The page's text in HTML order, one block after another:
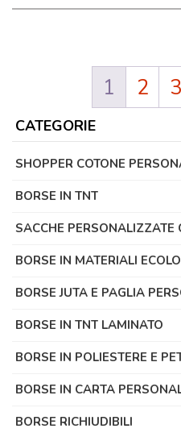
CATEGORIE
SHOPPER COTONE
BORSE IN TNT
SACCHE PERSONALIZZATE
BORSE IN MATERIALI
BORSE JUTA E PAGLIA
BORSE IN TNT LAMINATO
BORSE IN POLIESTERE E
BORSE IN CARTA
BORSE RICHIUDIBILI
1 2 3